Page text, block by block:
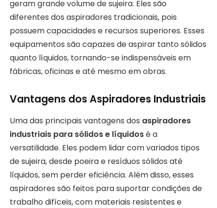
geram grande volume de sujeira. Eles são
diferentes dos aspiradores tradicionais, pois
possuem capacidades e recursos superiores. Esses
equipamentos são capazes de aspirar tanto sólidos
quanto líquidos, tornando-se indispensáveis em
fábricas, oficinas e até mesmo em obras.
Vantagens dos Aspiradores Industriais
Uma das principais vantagens dos aspiradores
industriais para sólidos e líquidosé a
versatilidade. Eles podem lidar com variados tipos
de sujeira, desde poeira e resíduos sólidos até
líquidos, sem perder eficiência. Além disso, esses
aspiradores são feitos para suportar condições de
trabalho difíceis, com materiais resistentes e